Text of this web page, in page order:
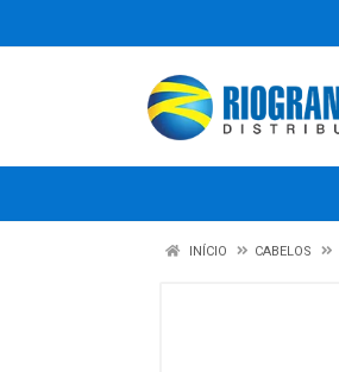
INÍCIO CABELOS